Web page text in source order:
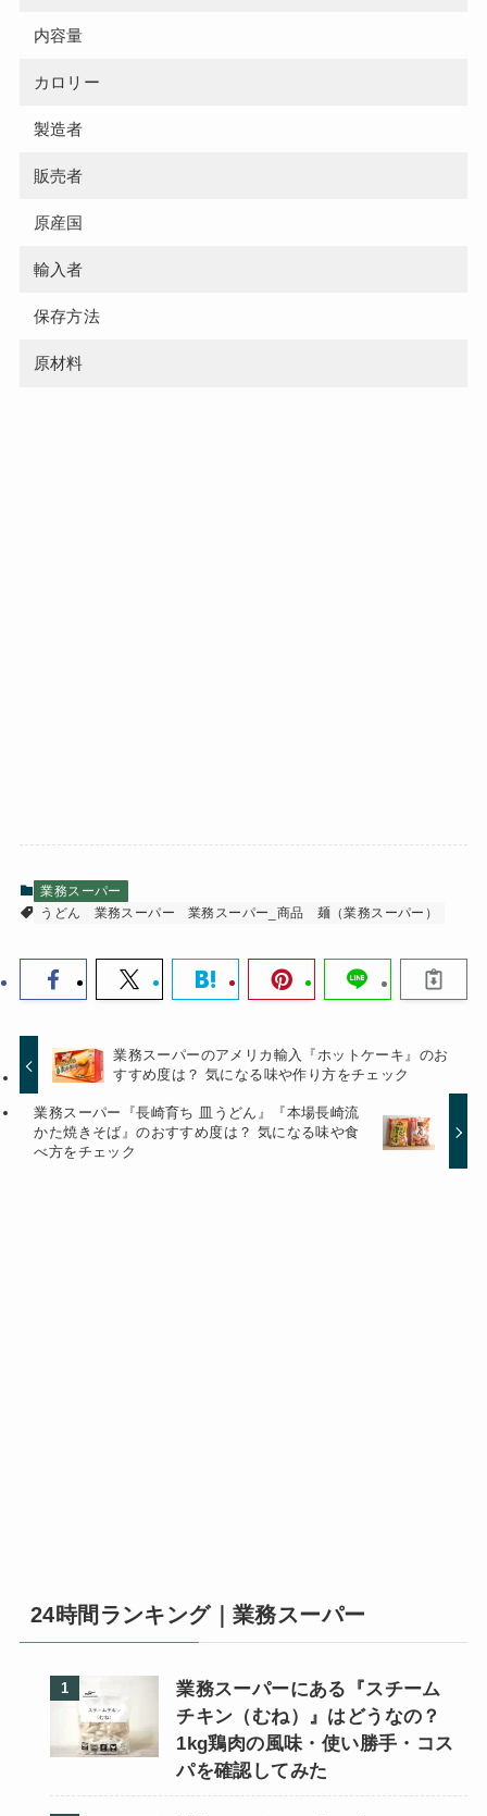
内容量
カロリー
製造者
販売者
原産国
輸入者
保存方法
原材料
業務スーパー
うどん
業務スーパー 業務スーパー_商品 麺（業務スーパー）
業務スーパーのアメリカ輸入『ホットケーキ』のお
すすめ度は？ 気になる味や作り方をチェック
業務スーパー『長崎育ち 皿うどん』『本場長崎流
かた焼きそば』のおすすめ度は？ 気になる味や食
べ方をチェック
24時間ランキング｜業務スーパー
業務スーパーにある『スチーム
チキン（むね）』はどうなの？
1kg鶏肉の風味・使い勝手・コス
パを確認してみた